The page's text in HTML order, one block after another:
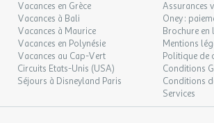
Vacances en Grèce
Vacances à Bali
Vacances à Maurice
Vacances en Polynésie
Vacances au Cap-Vert
Circuits Etats-Unis (USA)
Séjours à Disneyland Paris
Assurances
Oney :
Brochure en
Mentions
Politique de
Conditions
Conditions
Services